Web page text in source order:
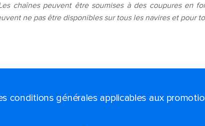
chaînes peuvent être soumises à des coupures en
ne pas être disponibles sur tous les navires et pour
conditions générales applicables aux